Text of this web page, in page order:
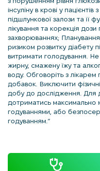
інсуліну в крові у
підшлункової залози та її
лікування та корекція
захворюваннях; Планування
ризиком розвитку діабету
витримати голодування.
жирну, смажену їжу та
воду. Обговоріть з лікарем
добавок. Виключити
добу до дослідження. Для
дотриматись максимально
годуваннями, або
годуванням.”